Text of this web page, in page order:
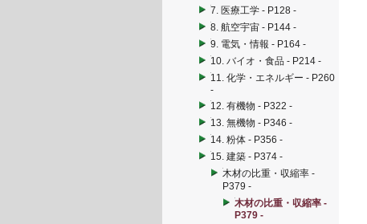
7. 医療工学 - P128 -
8. 航空宇宙 - P144 -
9. 電気・情報 - P164 -
10. バイオ・食品 - P214 -
11. 化学・エネルギー - P260
-
12. 有機物 - P322 -
13. 無機物 - P346 -
14. 粉体 - P356 -
15. 建築 - P374 -
木材の比重・収縮率 -
P379 -
木材の比重・収縮率 -
P379 -